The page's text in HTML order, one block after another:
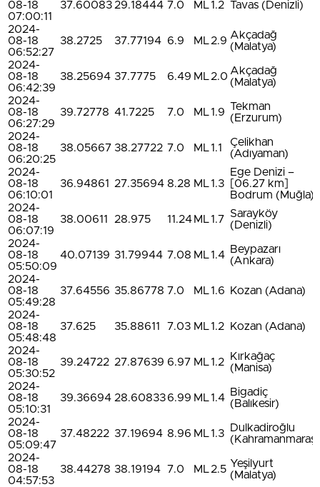
08-18
07:00:11
37.60083 29.18444 7.0 ML 1.2 Tavas (Denizli)
2024-
08-18
06:52:27
38.2725 37.77194 6.9 ML 2.9 Akçadağ
(Malatya)
2024-
08-18
06:42:39
38.25694 37.7775 6.49 ML 2.0 Akçadağ
(Malatya)
2024-
08-18
06:27:29
39.72778 41.7225 7.0 ML 1.9 Tekman
(Erzurum)
2024-
08-18
06:20:25
38.05667 38.27722 7.0 ML 1.1
Çelikhan
(Adıyaman)
2024-
08-18
06:10:01
36.94861 27.35694 8.28 ML 1.3
Ege Denizi –
[06.27 km]
Bodrum (Muğla)
2024-
08-18
06:07:19
38.00611 28.975 11.24 ML 1.7 Sarayköy
(Denizli)
2024-
08-18
05:50:09
40.07139 31.79944 7.08 ML 1.4 Beypazarı
(Ankara)
2024-
08-18
05:49:28
37.64556 35.86778 7.0 ML 1.6 Kozan (Adana)
2024-
08-18
05:48:48
37.625 35.88611 7.03 ML 1.2 Kozan (Adana)
2024-
08-18
05:30:52
39.24722 27.87639 6.97 ML 1.2
Kırkağaç
(Manisa)
2024-
08-18
05:10:31
39.36694 28.608336.99 ML 1.4 Bigadiç
(Balıkesir)
2024-
08-18
05:09:47
37.48222 37.19694 8.96 ML 1.3
Dulkadiroğlu
(Kahramanmaraş)
2024-
08-18
04:57:53
38.44278 38.19194 7.0 ML 2.5 Yeşilyurt
(Malatya)